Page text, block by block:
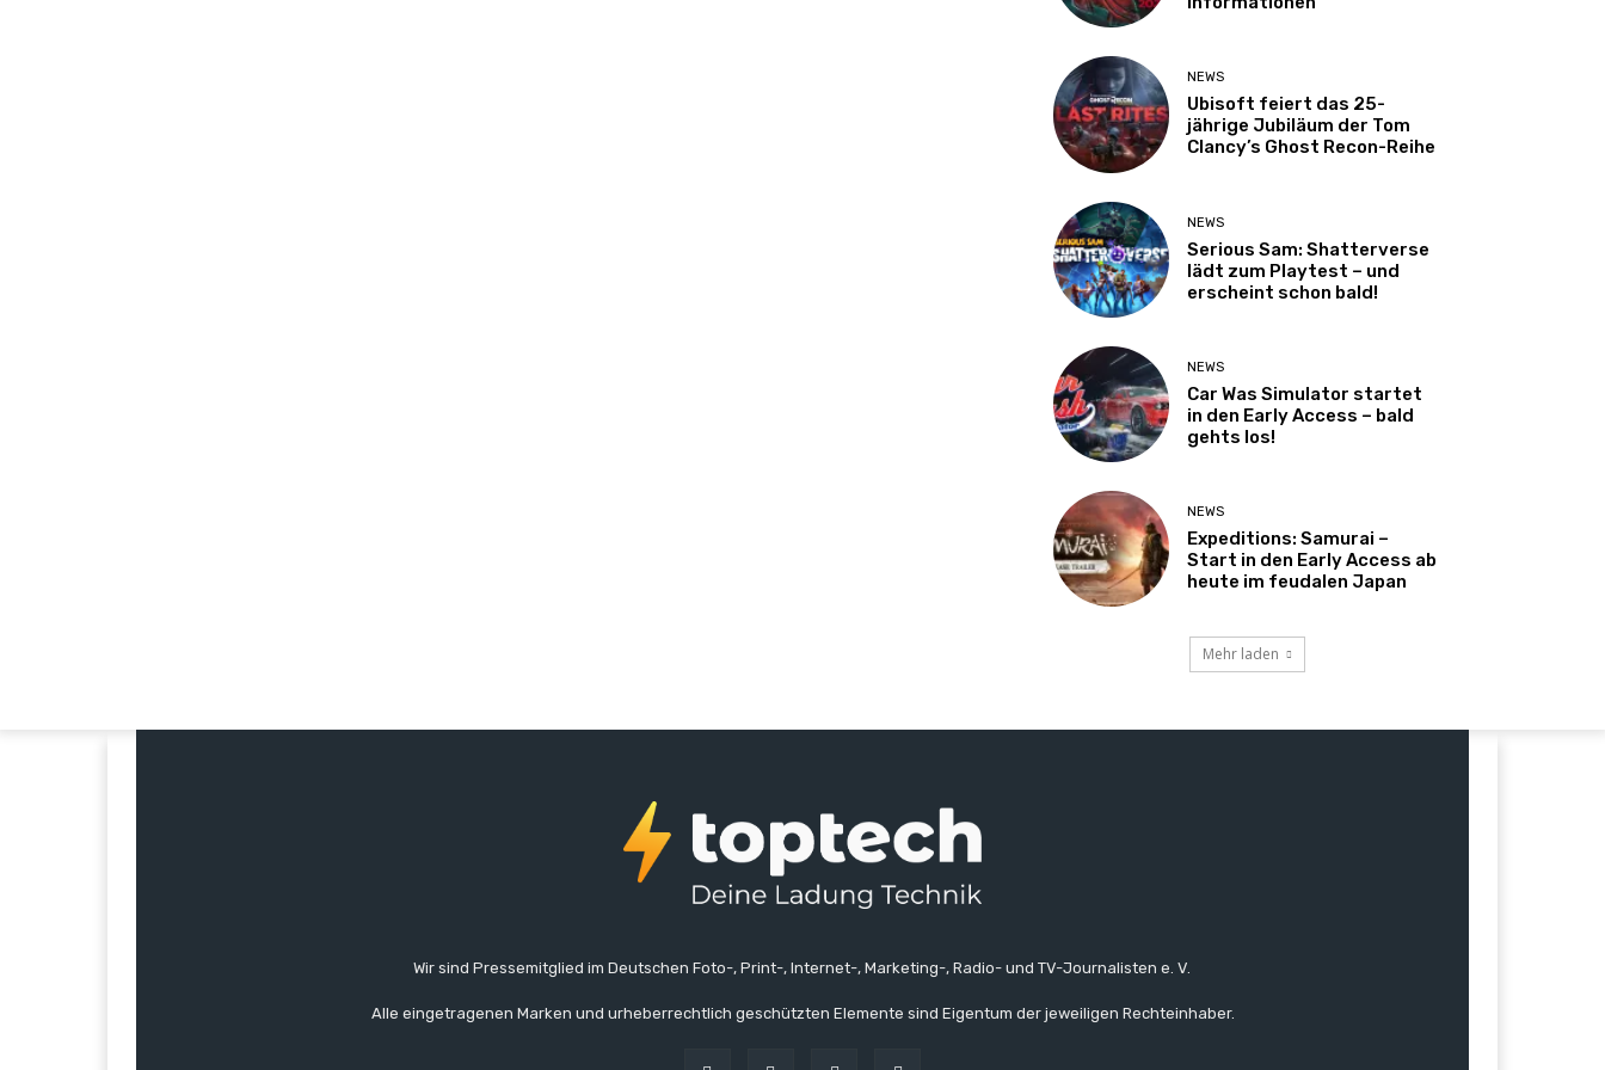
NEWS
Ubisoft feiert das 25-
jährige Jubiläum der Tom
Clancy’s Ghost Recon-Reihe
NEWS
Serious Sam: Shatterverse
lädt zum Playtest – und
erscheint schon bald!
NEWS
Car Was Simulator startet
in den Early Access – bald
gehts los!
NEWS
Expeditions: Samurai –
Start in den Early Access ab
heute im feudalen Japan
Mehr laden
Wir sind Pressemitglied im Deutschen Foto-, Print-, Internet-, Marketing-, Radio- und TV-Journalisten e. V.
Alle eingetragenen Marken und urheberrechtlich geschützten Elemente sind Eigentum der jeweiligen Rechteinhaber.